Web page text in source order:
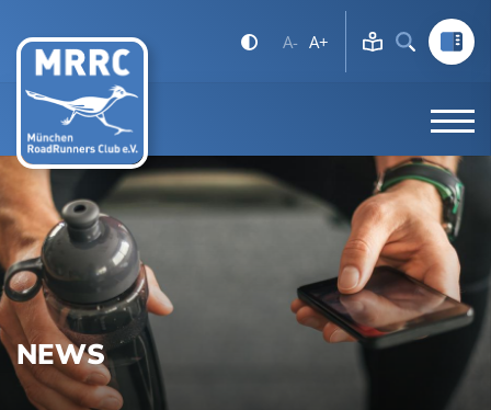
A- A+
NEWS